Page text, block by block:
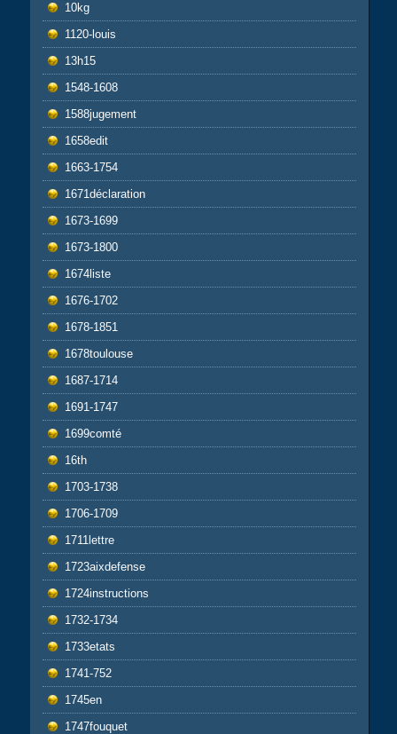
10kg
1120-louis
13h15
1548-1608
1588jugement
1658edit
1663-1754
1671déclaration
1673-1699
1673-1800
1674liste
1676-1702
1678-1851
1678toulouse
1687-1714
1691-1747
1699comté
16th
1703-1738
1706-1709
1711lettre
1723aixdefense
1724instructions
1732-1734
1733etats
1741-752
1745en
1747fouquet